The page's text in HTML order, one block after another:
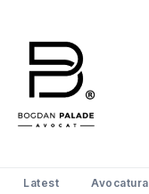
Latest Avocatura